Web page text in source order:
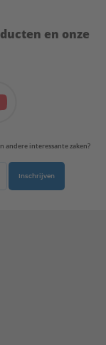
en onze
andere interessante zaken?
Inschrijven